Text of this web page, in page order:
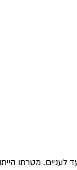
1852 והוא היה מיועד